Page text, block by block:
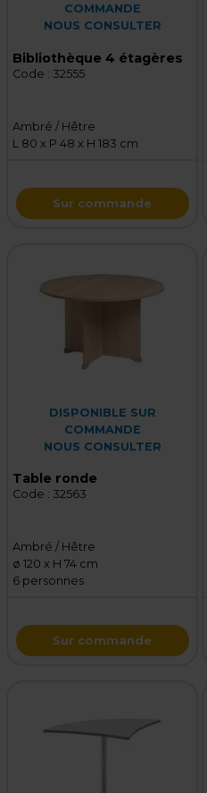
COMMANDE
NOUS CONSULTER
Bibliothèque 4 étagères
Code : 32555
Ambré / Hêtre
L 80 x P 48 x H 183 cm
Sur commande
DISPONIBLE SUR
COMMANDE
NOUS CONSULTER
Table ronde
Code : 32563
Ambré / Hêtre
ø 120 x H 74 cm
6 personnes
Sur commande